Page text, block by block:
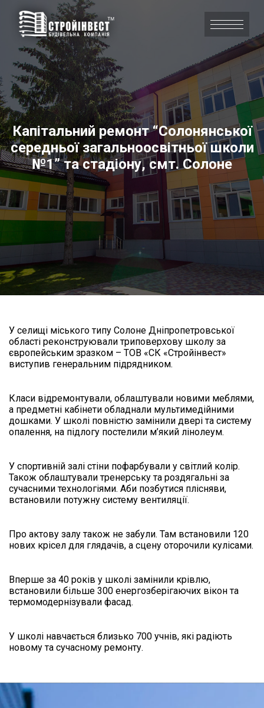
Капітальний ремонт “Солонянської
середньої загальноосвітньої школи
№1” та стадіону, смт. Солоне
У селищі міського типу Солоне Дніпропетровської
області реконструювали триповерхову школу за
європейським зразком – ТОВ «СК «Стройінвест»
виступив генеральним підрядником.
Класи відремонтували, облаштували новими меблями,
а предметні кабінети обладнали мультимедійними
дошками. У школі повністю замінили двері та систему
опалення, на підлогу постелили м’який лінолеум.
У спортивній залі стіни пофарбували у світлий колір.
Також облаштували тренерську та роздягальні за
сучасними технологіями. Аби позбутися плісняви,
встановили потужну систему вентиляції.
Про актову залу також не забули. Там встановили 120
нових крісел для глядачів, а сцену оторочили кулісами.
Вперше за 40 років у школі замінили крівлю,
встановили більше 300 енергозберігаючих вікон та
термомодернізували фасад.
У школі навчається близько 700 учнів, які радіють
новому та сучасному ремонту.